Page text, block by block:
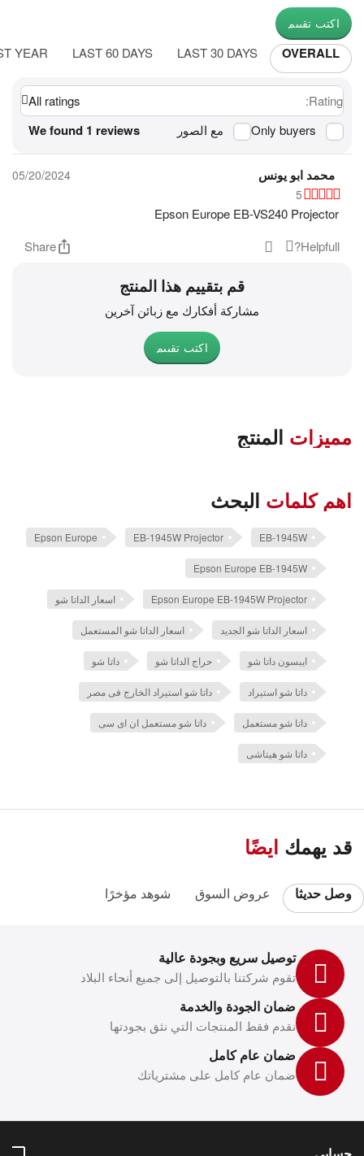
اكتب تقييم
OVERALL
LAST 30 DAYS
LAST 60 DAYS
YEAR
Rating:
All ratings
Only buyers
مع الصور We found 1 reviews
محمد ابو يونس
05/20/2024
5
Epson Europe EB-VS240 Projector
Helpfull?
Share
قم بتقييم هذا المنتج
مشاركة أفكارك مع زبائن آخرين
اكتب تقييم
مميزات المنتج
اهم كلمات البحث
EB-1945W
EB-1945W Projector
Epson Europe
Epson Europe EB-1945W
Epson Europe EB-1945W Projector اسعار الداتا شو
اسعار الداتا شو الجديد اسعار الداتا شو المستعمل
ايبسون داتا شو حراج الداتا شو داتا شو
داتا شو استيراد داتا شو استيراد الخارج فى مصر
داتا شو مستعمل داتا شو مستعمل ان اى سى
داتا شو هيتاشى
قد يهمك ايضًا
وصل حديثا عروض السوق شوهد مؤخرًا
توصيل سريع وبجودة عالية
تقوم شركتنا بالتوصيل إلى جميع أنحاء البلاد
ضمان الجودة والخدمة
نقدم فقط المنتجات التي نثق بجودتها
ضمان عام كامل
ضمان عام كامل على مشترياتك